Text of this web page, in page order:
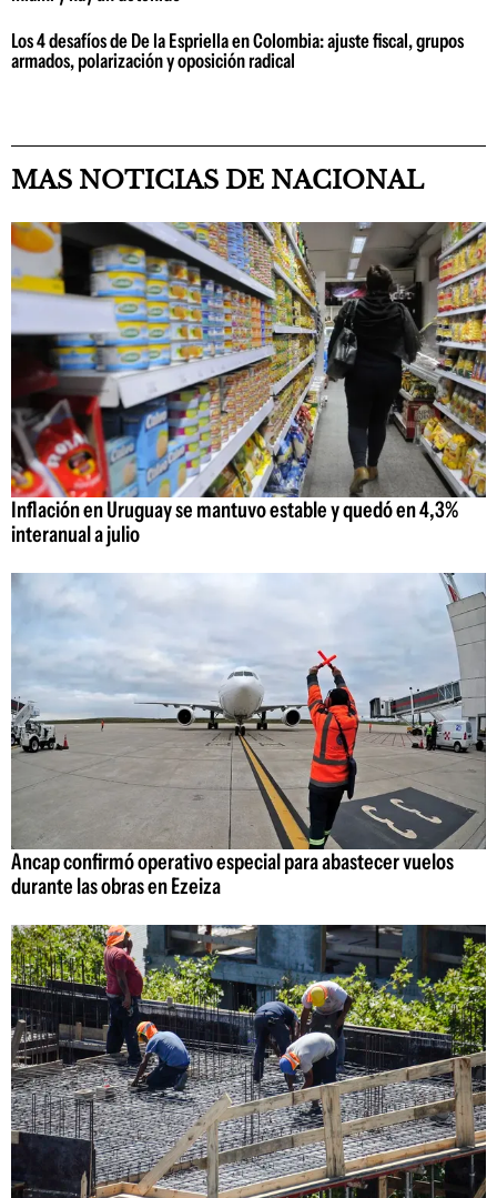
Los 4 desafíos de De la Espriella en Colombia: ajuste fiscal, grupos
armados, polarización y oposición radical
MAS NOTICIAS DE NACIONAL
Inflación en Uruguay se mantuvo estable y quedó en 4,3%
interanual a julio
Ancap confirmó operativo especial para abastecer vuelos
durante las obras en Ezeiza